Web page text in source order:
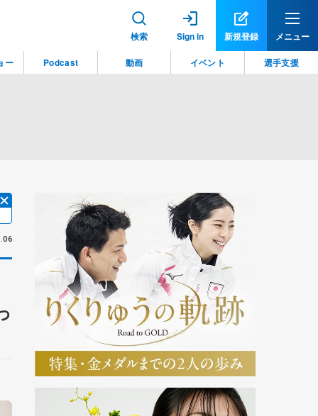
検索 Sign in 新規登録 メニュー
ー Podcast 動画 イベント 選手支援